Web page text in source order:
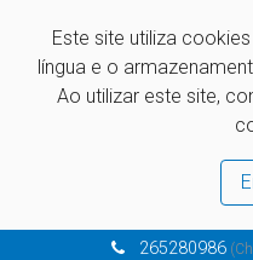
Este site utiliza
língua e o
Ao utilizar este site,
265280986